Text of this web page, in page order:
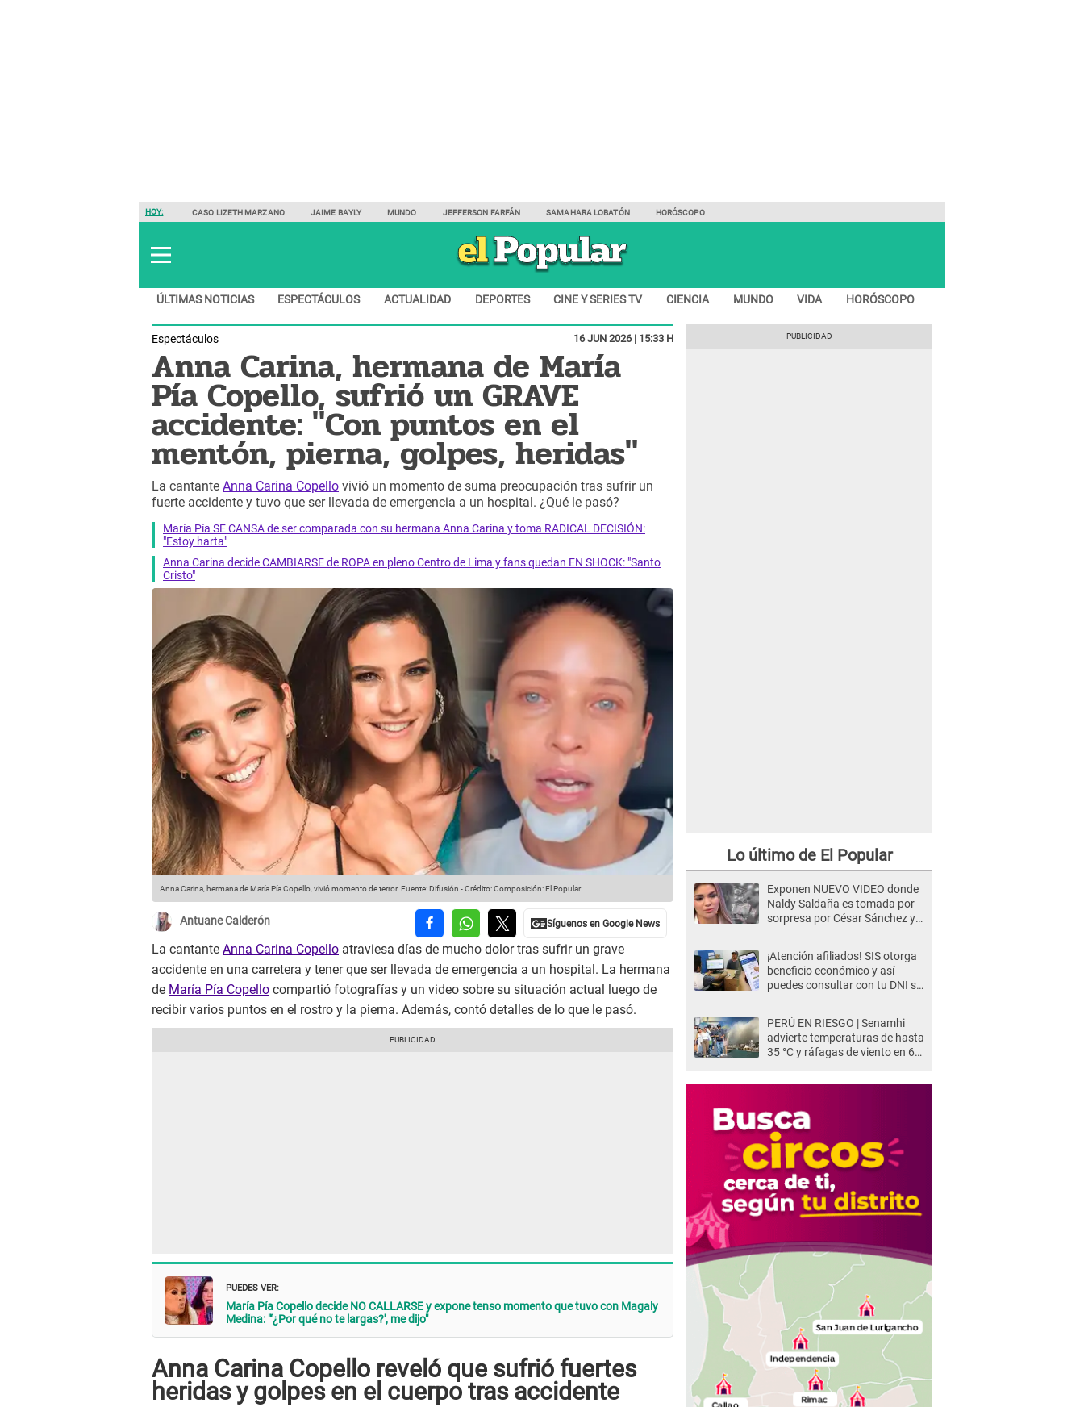
HOY: CASO LIZETH MARZANO JAIME BAYLY MUNDO JEFFERSON FARFÁN SAMAHARA LOBATÓN HORÓSCOPO
ÚLTIMAS NOTICIAS ESPECTÁCULOS ACTUALIDAD DEPORTES CINE Y SERIES TV CIENCIA MUNDO VIDA HORÓSCOPO
Espectáculos 16 JUN 2026 | 15:33 H
Anna Carina, hermana de María
Pía Copello, sufrió un GRAVE
accidente: "Con puntos en el
mentón, pierna, golpes, heridas"
La cantante Anna Carina Copello vivió un momento de suma preocupación tras sufrir un
fuerte accidente y tuvo que ser llevada de emergencia a un hospital. ¿Qué le pasó?
María Pía SE CANSA de ser comparada con su hermana Anna Carina y toma RADICAL DECISIÓN:
"Estoy harta"
Anna Carina decide CAMBIARSE de ROPA en pleno Centro de Lima y fans quedan EN SHOCK: "Santo
Cristo"
Anna Carina, hermana de María Pía Copello, vivió momento de terror. Fuente: Difusión -Crédito: Composición: El Popular
Antuane Calderón
La cantante Anna Carina Copello atraviesa días de mucho dolor tras sufrir un grave
accidente en una carretera y tener que ser llevada de emergencia a un hospital. La hermana
de María Pía Copello compartió fotografías y un video sobre su situación actual luego de
recibir varios puntos en el rostro y la pierna. Además, contó detalles de lo que le pasó.
PUEDES VER:
María Pía Copello decide NO CALLARSE y expone tenso momento que tuvo con Magaly
Medina: "‘¿Por qué no te largas?', me dijo"
Anna Carina Copello reveló que sufrió fuertes
heridas y golpes en el cuerpo tras accidente
Lo último de El Popular
Exponen NUEVO VIDEO donde
Naldy Saldaña es tomada por
sorpresa por César Sánchez y
¡Atención afiliados! SIS otorga
beneficio económico y así
puedes consultar con tu DNI si
PERÚ EN RIESGO | Senamhi
advierte temperaturas de hasta
35 °C y ráfagas de viento en 6